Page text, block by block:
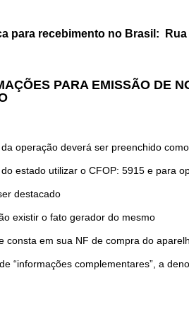
para recebimento no Brasil: Rua
PARA EMISSÃO DE
operação deverá ser preenchido
estado utilizar o CFOP: 5915 e para
destacado
existir o fato gerador do mesmo
consta em sua NF de compra do
“informações complementares”, a